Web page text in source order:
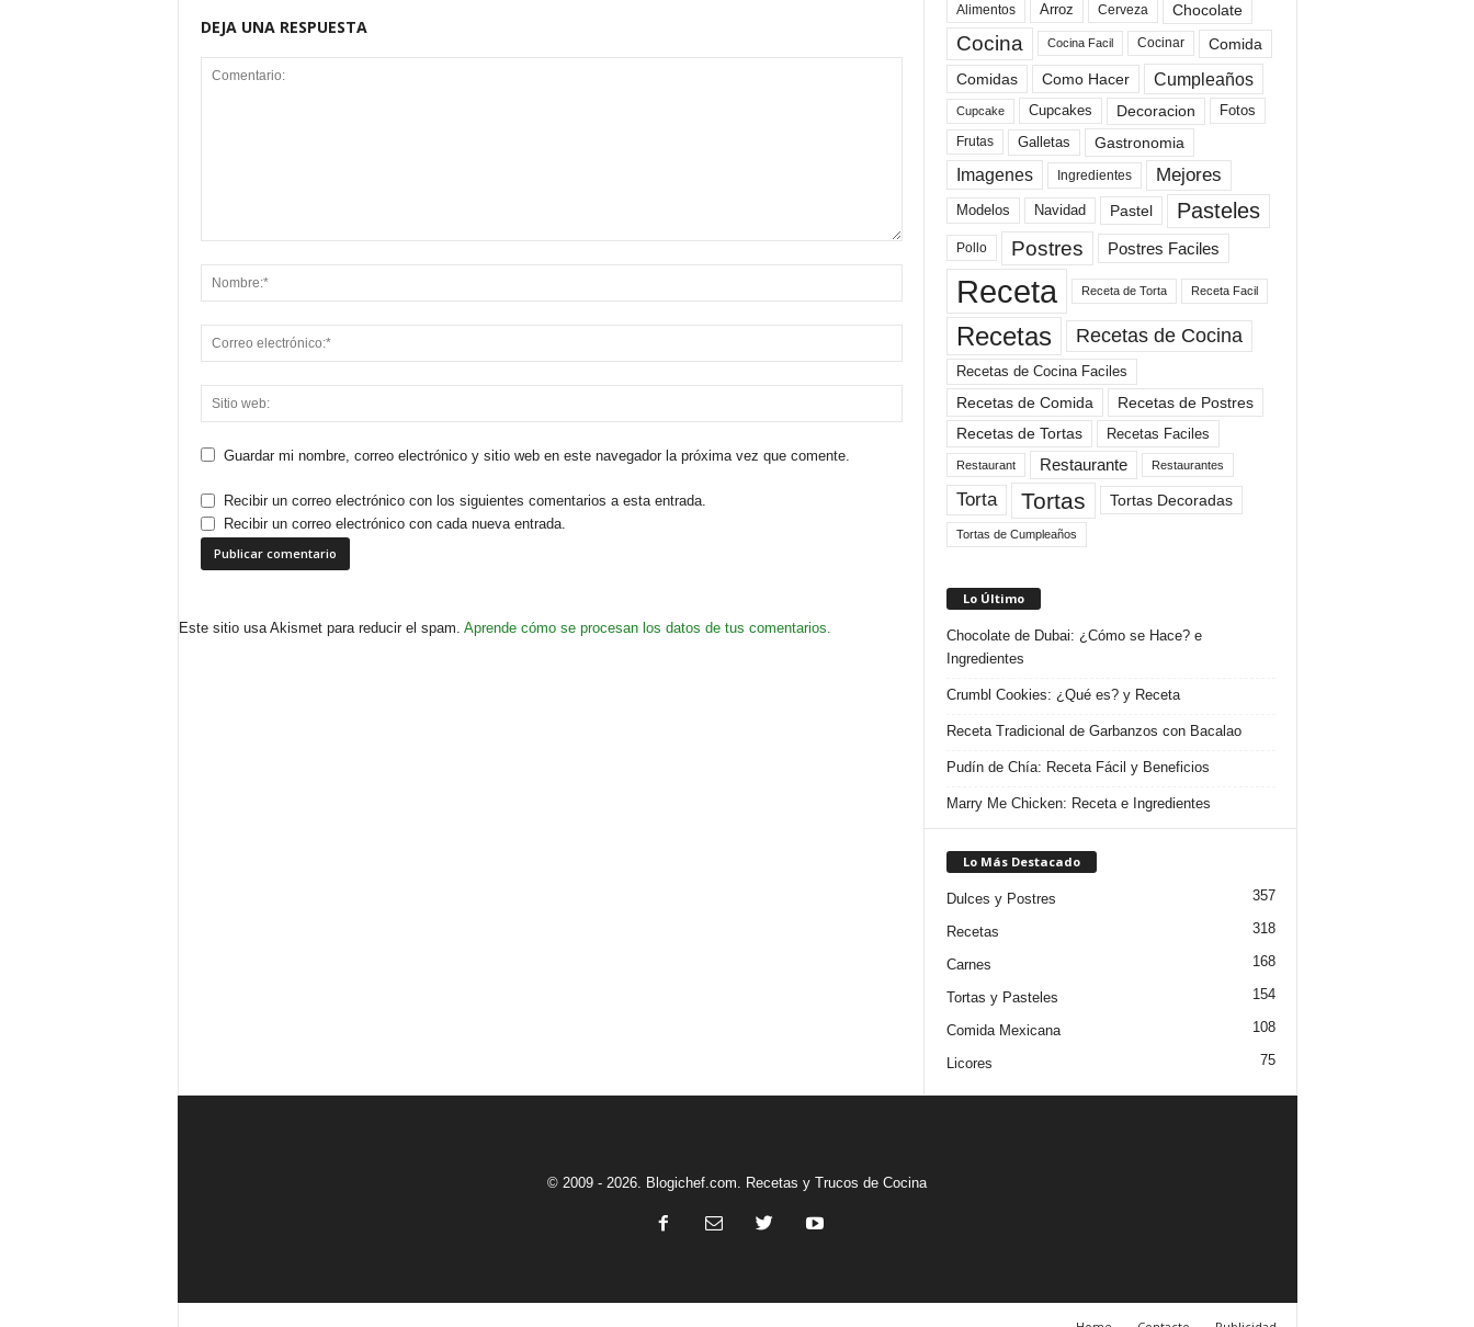
DEJA UNA RESPUESTA
Guardar mi nombre, correo electrónico y sitio web en este navegador la próxima vez que comente.
Recibir un correo electrónico con los siguientes comentarios a esta entrada.
Recibir un correo electrónico con cada nueva entrada.
Este sitio usa Akismet para reducir el spam. Aprende cómo se procesan los datos de tus comentarios.
Alimentos Arroz Cerveza Chocolate
Cocina Cocina Facil Cocinar
Comida
Comidas
Como Hacer Cumpleaños
Cupcake Cupcakes Decoracion Fotos
Frutas Galletas Gastronomia
Imagenes Ingredientes Mejores
Modelos Navidad Pastel Pasteles
Pollo Postres Postres Faciles
Receta Receta de Torta Receta Facil
Recetas Recetas de Cocina
Recetas de Cocina Faciles
Recetas de Comida
Recetas de Postres
Recetas de Tortas
Recetas Faciles
Restaurant Restaurante Restaurantes
Torta Tortas Tortas Decoradas
Tortas de Cumpleaños
Lo Último
Chocolate de Dubai: ¿Cómo se Hace? e
Ingredientes
Crumbl Cookies: ¿Qué es? y Receta
Receta Tradicional de Garbanzos con Bacalao
Pudín de Chía: Receta Fácil y Beneficios
Marry Me Chicken: Receta e Ingredientes
Lo Más Destacado
Dulces y Postres 357
Recetas 318
Carnes 168
Tortas y Pasteles 154
Comida Mexicana 108
Licores 75
© 2009 - 2026. Blogichef.com. Recetas y Trucos de Cocina